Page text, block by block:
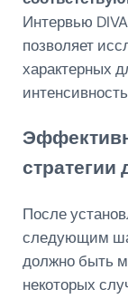
Интервью
позволяет
характерных
стратегии
После
следующим
должно быть
некоторых